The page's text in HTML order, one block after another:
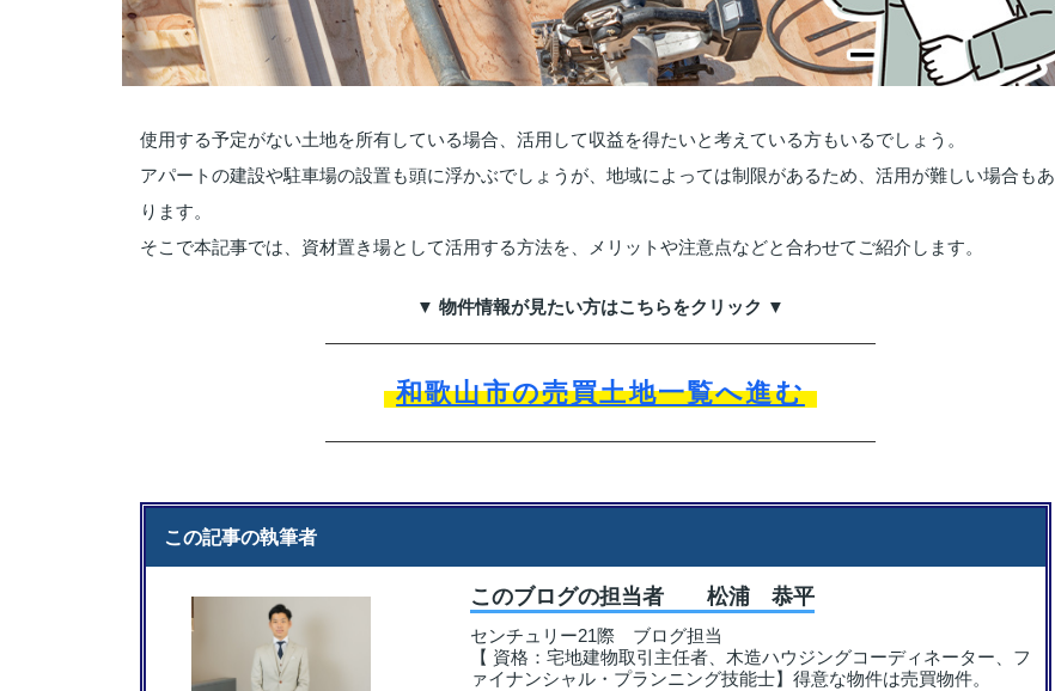
使用する予定がない土地を所有している場合、活用して収益を得たいと考えている方もいるでしょう。
アパートの建設や駐車場の設置も頭に浮かぶでしょうが、地域によっては制限があるため、活用が難しい場合もあ
ります。
そこで本記事では、資材置き場として活用する方法を、メリットや注意点などと合わせてご紹介します。
▼ 物件情報が見たい方はこちらをクリック ▼
和歌山市の売買土地一覧へ進む
この記事の執筆者
このブログの担当者 松浦 恭平
センチュリー21際 ブログ担当
【 資格：宅地建物取引主任者、木造ハウジングコーディネーター、フ
ァイナンシャル・プランニング技能士】得意な物件は売買物件。